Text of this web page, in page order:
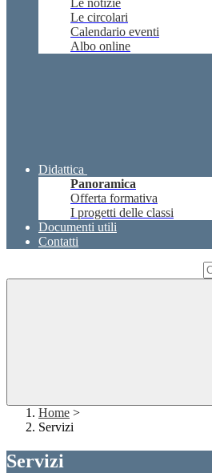
Le notizie
Le circolari
Calendario eventi
Albo online
Didattica
Panoramica
Offerta formativa
I progetti delle classi
Documenti utili
Contatti
Home >
Servizi
Servizi